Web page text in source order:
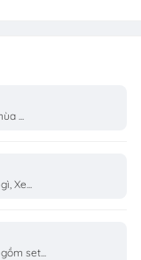
...
Xe...
set...